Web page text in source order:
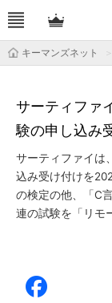
キーマンズネット
サーティファ
験の申し込み
サーティファイは
込み受け付けを
の検定の他、「C
連の試験を「リモ